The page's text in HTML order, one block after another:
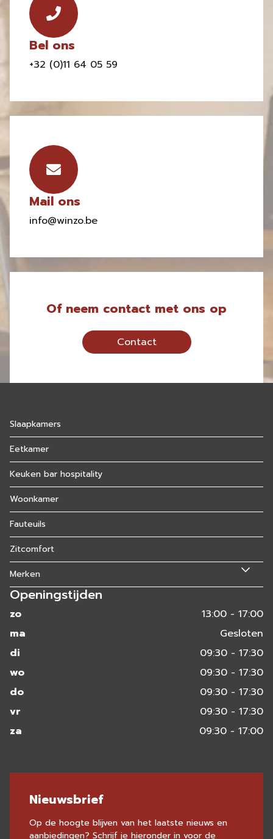
Bel ons
+32 (0)11 64 05 59
Mail ons
info@winzo.be
Of neem contact met ons op
Contact
Slaapkamers
Eetkamer
Keuken bar hospitality
Woonkamer
Fauteuils
Zitcomfort
Merken
Openingstijden
zo
13:00 - 17:00
ma
Gesloten
di
09:30 - 17:30
wo
09:30 - 17:30
do
09:30 - 17:30
vr
09:30 - 17:30
za
09:30 - 17:00
Nieuwsbrief
Op de hoogte blijven van het laatste nieuws en
aanbiedingen? Schrijf je hieronder in voor de